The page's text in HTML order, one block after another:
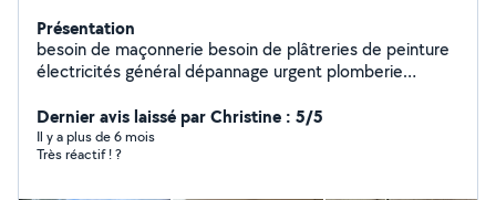
Présentation
besoin de maçonnerie besoin de plâtreries de peinture
électricités général dépannage urgent plomberie
faites confiance JM BATI RENOVATION 03 sera
répondre a vos besoins .
Dernier avis laissé par Christine : 5/5
Il y a plus de 6 mois
Très réactif ! ?